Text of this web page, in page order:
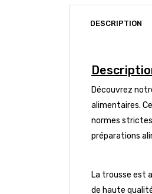
DESCRIPTION
Découvrez
alimentaires.
normes strictes
préparations
La trousse est
de haute